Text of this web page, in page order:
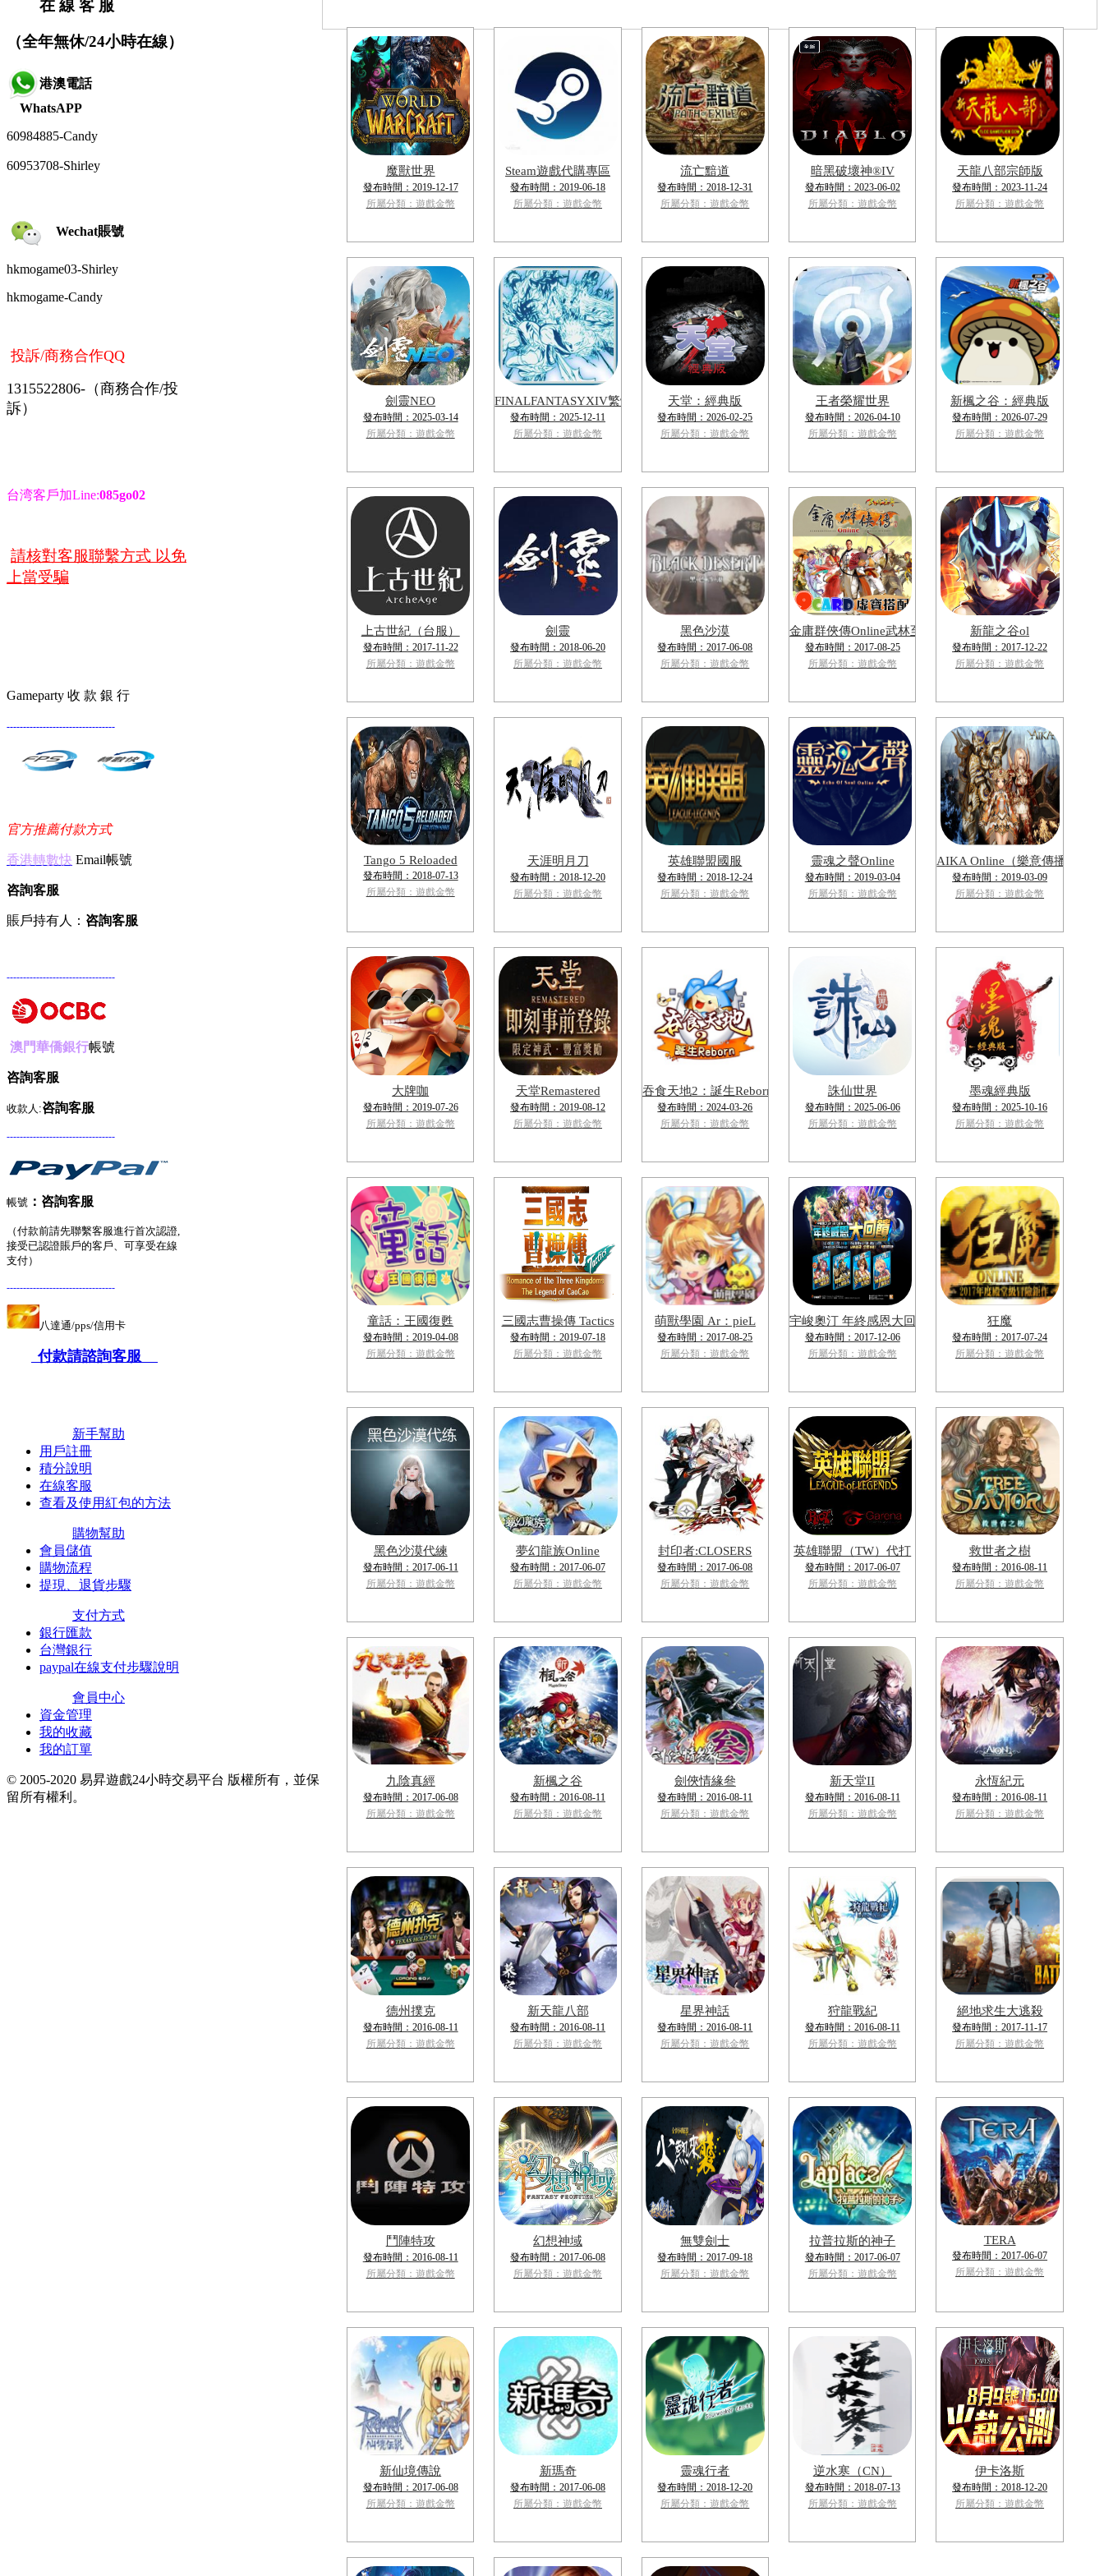
魔獸世界
發布時間：2019-12-17
所屬分類：遊戲金幣
Steam遊戲代購專區
發布時間：2019-06-18
所屬分類：遊戲金幣
流亡黯道
發布時間：2018-12-31
所屬分類：遊戲金幣
暗黑破壞神®IV
發布時間：2023-06-02
所屬分類：遊戲金幣
天龍八部宗師版
發布時間：2023-11-24
所屬分類：遊戲金幣
劍靈NEO
發布時間：2025-03-14
所屬分類：遊戲金幣
FINALFANTASYXIV繁體中文版
發布時間：2025-12-11
所屬分類：遊戲金幣
天堂：經典版
發布時間：2026-02-25
所屬分類：遊戲金幣
王者榮耀世界
發布時間：2026-04-10
所屬分類：遊戲金幣
新楓之谷：經典版
發布時間：2026-07-29
所屬分類：遊戲金幣
上古世紀（台服）
發布時間：2017-11-22
所屬分類：遊戲金幣
劍靈
發布時間：2018-06-20
所屬分類：遊戲金幣
黑色沙漠
發布時間：2017-06-08
所屬分類：遊戲金幣
金庸群俠傳Online武林至尊
發布時間：2017-08-25
所屬分類：遊戲金幣
新龍之谷ol
發布時間：2017-12-22
所屬分類：遊戲金幣
Tango 5 Reloaded
發布時間：2018-07-13
所屬分類：遊戲金幣
天涯明月刀
發布時間：2018-12-20
所屬分類：遊戲金幣
英雄聯盟國服
發布時間：2018-12-24
所屬分類：遊戲金幣
靈魂之聲Online
發布時間：2019-03-04
所屬分類：遊戲金幣
AIKA Online（樂意傳播）
發布時間：2019-03-09
所屬分類：遊戲金幣
大牌咖
發布時間：2019-07-26
所屬分類：遊戲金幣
天堂Remastered
發布時間：2019-08-12
所屬分類：遊戲金幣
吞食天地2：誕生Reborn
發布時間：2024-03-26
所屬分類：遊戲金幣
誅仙世界
發布時間：2025-06-06
所屬分類：遊戲金幣
墨魂經典版
發布時間：2025-10-16
所屬分類：遊戲金幣
童話：王國復甦
發布時間：2019-04-08
所屬分類：遊戲金幣
三國志曹操傳 Tactics
發布時間：2019-07-18
所屬分類：遊戲金幣
萌獸學園 Ar：pieL
發布時間：2017-08-25
所屬分類：遊戲金幣
宇峻奧汀 年終感恩大回饋禮包
發布時間：2017-12-06
所屬分類：遊戲金幣
狂魔
發布時間：2017-07-24
所屬分類：遊戲金幣
黑色沙漠代練
發布時間：2017-06-11
所屬分類：遊戲金幣
夢幻龍族Online
發布時間：2017-06-07
所屬分類：遊戲金幣
封印者:CLOSERS
發布時間：2017-06-08
所屬分類：遊戲金幣
英雄聯盟（TW）代打
發布時間：2017-06-07
所屬分類：遊戲金幣
救世者之樹
發布時間：2016-08-11
所屬分類：遊戲金幣
九陰真經
發布時間：2017-06-08
所屬分類：遊戲金幣
新楓之谷
發布時間：2016-08-11
所屬分類：遊戲金幣
劍俠情緣叄
發布時間：2016-08-11
所屬分類：遊戲金幣
新天堂II
發布時間：2016-08-11
所屬分類：遊戲金幣
永恆紀元
發布時間：2016-08-11
所屬分類：遊戲金幣
德州撲克
發布時間：2016-08-11
所屬分類：遊戲金幣
新天龍八部
發布時間：2016-08-11
所屬分類：遊戲金幣
星界神話
發布時間：2016-08-11
所屬分類：遊戲金幣
狩龍戰紀
發布時間：2016-08-11
所屬分類：遊戲金幣
絕地求生大逃殺
發布時間：2017-11-17
所屬分類：遊戲金幣
鬥陣特攻
發布時間：2016-08-11
所屬分類：遊戲金幣
幻想神域
發布時間：2017-06-08
所屬分類：遊戲金幣
無雙劍士
發布時間：2017-09-18
所屬分類：遊戲金幣
拉普拉斯的神子
發布時間：2017-06-07
所屬分類：遊戲金幣
TERA
發布時間：2017-06-07
所屬分類：遊戲金幣
新仙境傳說
發布時間：2017-06-08
所屬分類：遊戲金幣
新瑪奇
發布時間：2017-06-08
所屬分類：遊戲金幣
靈魂行者
發布時間：2018-12-20
所屬分類：遊戲金幣
逆水寒（CN）
發布時間：2018-07-13
所屬分類：遊戲金幣
伊卡洛斯
發布時間：2018-12-20
所屬分類：遊戲金幣
在 線 客 服
（全年無休/24小時在線）
港澳電話
WhatsAPP
60984885-Candy
60953708-Shirley
Wechat賬號
hkmogame03-Shirley
hkmogame-Candy
投訴/商務合作QQ
1315522806-（商務合作/投
訴）
台湾客戶加Line:085go02
請核對客服聯繫方式 以免
上當受騙
Gameparty 收 款 銀 行
---------------------------------
官方推薦付款方式
香港轉數快 Email帳號
咨詢客服
賬戶持有人： 咨詢客服
---------------------------------
澳門華僑銀行帳號
咨詢客服
收款人:咨詢客服
---------------------------------
帳號 ： 咨詢客服
（付款前請先聯繫客服進行首次認證,
接受已認證賬戶的客戶、可享受在線
支付）
---------------------------------
八達通/pps/信用卡
付款請諮詢客服
新手幫助
用戶註冊
積分說明
在線客服
查看及使用紅包的方法
購物幫助
會員儲值
購物流程
提現、退貨步驟
支付方式
銀行匯款
台灣銀行
paypal在線支付步驟說明
會員中心
資金管理
我的收藏
我的訂單
© 2005-2020 易昇遊戲24小時交易平台 版權所有，並保
留所有權利。